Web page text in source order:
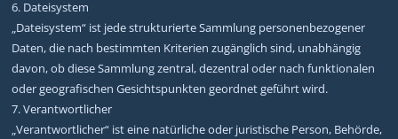
6. Dateisystem
„Dateisystem“ ist jede strukturierte Sammlung personenbezogener
Daten, die nach bestimmten Kriterien zugänglich sind, unabhängig
davon, ob diese Sammlung zentral, dezentral oder nach funktionalen
oder geografischen Gesichtspunkten geordnet geführt wird.
7. Verantwortlicher
„Verantwortlicher“ ist eine natürliche oder juristische Person, Behörde,